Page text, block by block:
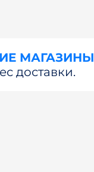
МАГАЗИНЫ
доставки.